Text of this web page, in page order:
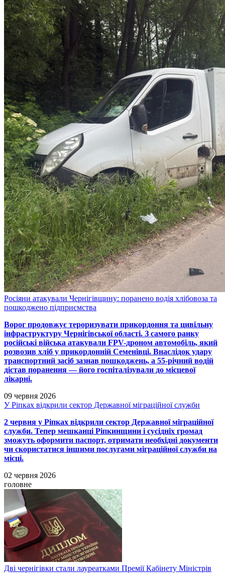
Росіяни атакували Чернігівщину: поранено водія хлібовоза та
пошкоджено підприємства
Ворог продовжує тероризувати прикордоння та цивільну
інфраструктуру Чернігівської області. З самого ранку
російські війська атакували FPV-дроном автомобіль, який
розвозив хліб у прикордонній Семенівці. Внаслідок удару
транспортний засіб зазнав пошкоджень, а 55-річний водій
дістав поранення — його госпіталізували до місцевої
лікарні.
09 червня 2026
У Ріпках відкрили сектор Державної міграційної служби
2 червня у Ріпках відкрили сектор Державної міграційної
служби. Тепер мешканці Ріпкинщини і сусідніх громад
зможуть оформити паспорт, отримати необхідні документи
чи скористатися іншими послугами міграційної служби на
місці.
02 червня 2026
головне
Дві чернігівки стали лауреатками Премії Кабінету Міністрів